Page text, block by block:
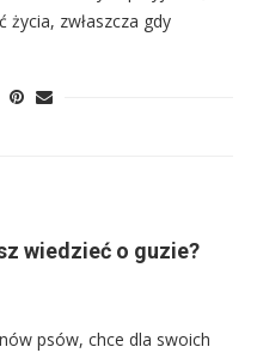
życia, zwłaszcza gdy
wiedzieć o guzie?
psów, chce dla swoich